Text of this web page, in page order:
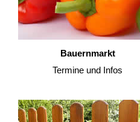
Bauernmarkt
Termine und Infos